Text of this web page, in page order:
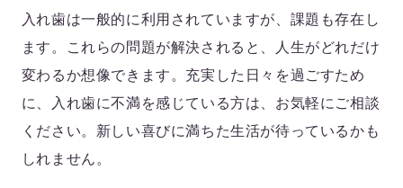
入れ歯は一般的に利用されていますが、課題も存在し
ます。これらの問題が解決されると、人生がどれだけ
変わるか想像できます。充実した日々を過ごすため
に、入れ歯に不満を感じている方は、お気軽にご相談
ください。新しい喜びに満ちた生活が待っているかも
しれません。